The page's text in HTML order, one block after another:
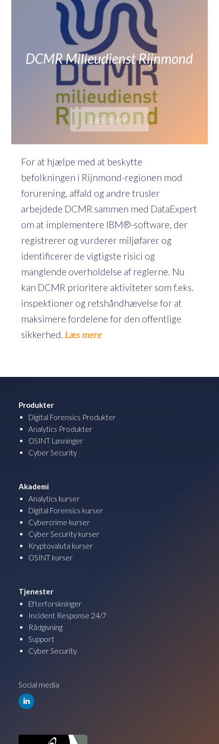
DCMR Milieudienst Rijnmond
Læs mere
For at hjælpe med at beskytte
befolkningen i Rijnmond-regionen mod
forurening, affald og andre trusler
arbejdede DCMR sammen med DataExpert
om at implementere IBM®-software, der
registrerer og vurderer miljøfarer og
identificerer de vigtigste risici og
manglende overholdelse af reglerne. Nu
kan DCMR prioritere aktiviteter som f.eks.
inspektioner og retshåndhævelse for at
maksimere fordelene for den offentlige
sikkerhed. Læs mere
Produkter
Digital Forensics Produkter
Analytics Produkter
OSINT Løsninger
Cyber Security
Akademi
Analytics kurser
Digital Forensics kurser
Cybercrime kurser
Cyber Security kurser
Kryptovaluta kurser
OSINT kurser
Tjenester
Efterforskninger
Incident Response 24/7
Rådgivning
Support
Cyber Security
Social media